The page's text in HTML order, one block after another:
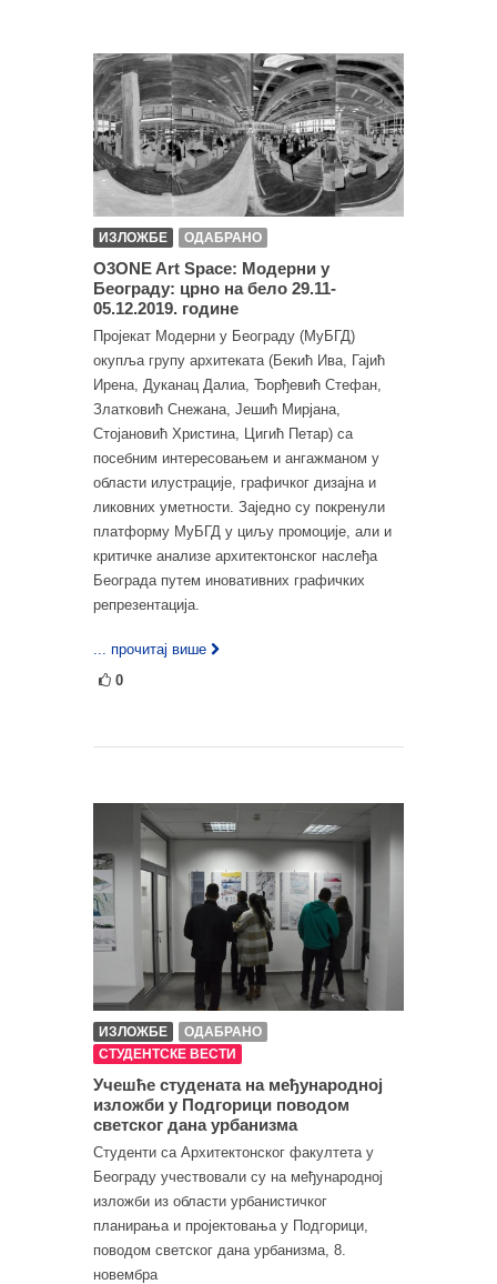
ИЗЛОЖБЕ ОДАБРАНО
O3ONE Art Space: Модерни у
Београду: црно на бело 29.11-
05.12.2019. године
Пројекат Модерни у Београду (МуБГД)
окупља групу архитеката (Бекић Ива, Гајић
Ирена, Дуканац Далиа, Ђорђевић Стефан,
Златковић Снежана, Јешић Мирјана,
Стојановић Христина, Цигић Петар) са
посебним интересовањем и ангажманом у
области илустрације, графичког дизајна и
ликовних уметности. Заједно су покренули
платформу МуБГД у циљу промоције, али и
критичке анализе архитектонског наслеђа
Београда путем иновативних графичких
репрезентација.
... прочитај више
0
ИЗЛОЖБЕ
ОДАБРАНО
СТУДЕНТСКЕ ВЕСТИ
Учешће студената на међународној
изложби у Подгорици поводом
светског дана урбанизма
Студенти са Архитектонског факултета у
Београду учествовали су на међународној
изложби из области урбанистичког
планирања и пројектовања у Подгорици,
поводом светског дана урбанизма, 8.
новембра